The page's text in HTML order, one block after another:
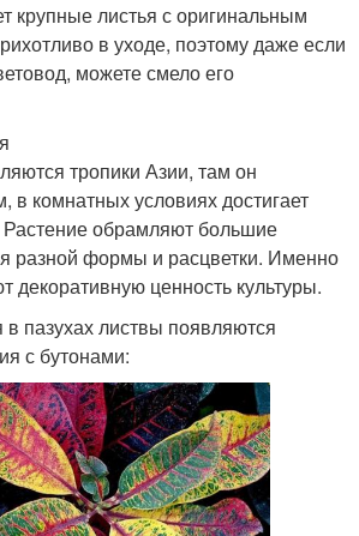
крупные листья с оригинальным
в уходе, поэтому даже если
можете смело его
тропики Азии, там он
в комнатных условиях достигает
обрамляют большие
разной формы и расцветки. Именно
декоративную ценность культуры.
пазухах листвы появляются
с бутонами: